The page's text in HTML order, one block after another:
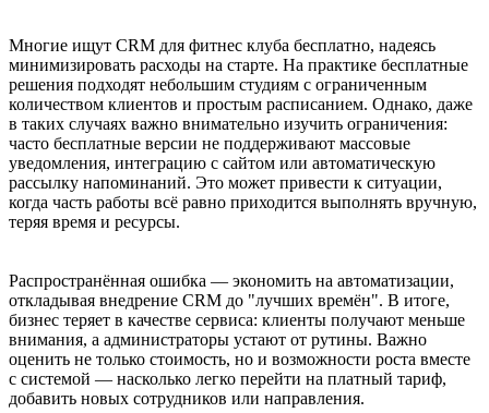
Многие ищут CRM для фитнес клуба бесплатно, надеясь
минимизировать расходы на старте. На практике бесплатные
решения подходят небольшим студиям с ограниченным
количеством клиентов и простым расписанием. Однако, даже
в таких случаях важно внимательно изучить ограничения:
часто бесплатные версии не поддерживают массовые
уведомления, интеграцию с сайтом или автоматическую
рассылку напоминаний. Это может привести к ситуации,
когда часть работы всё равно приходится выполнять вручную,
теряя время и ресурсы.
Распространённая ошибка — экономить на автоматизации,
откладывая внедрение CRM до "лучших времён". В итоге,
бизнес теряет в качестве сервиса: клиенты получают меньше
внимания, а администраторы устают от рутины. Важно
оценить не только стоимость, но и возможности роста вместе
с системой — насколько легко перейти на платный тариф,
добавить новых сотрудников или направления.